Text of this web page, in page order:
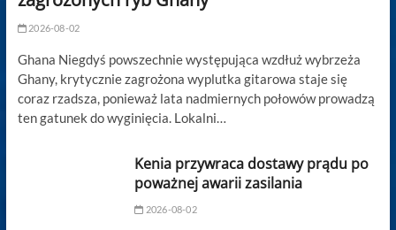
2026-08-02
Ghana Niegdyś powszechnie występująca wzdłuż wybrzeża
Ghany, krytycznie zagrożona wyplutka gitarowa staje się
coraz rzadsza, ponieważ lata nadmiernych połowów prowadzą
ten gatunek do wyginięcia. Lokalni…
Kenia przywraca dostawy prądu po
poważnej awarii zasilania
2026-08-02